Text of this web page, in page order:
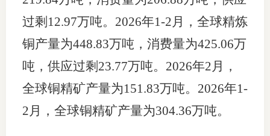
过剩12.97万吨。2026年1-2月，全球精炼
铜产量为448.83万吨，消费量为425.06万
吨，供应过剩23.77万吨。2026年2月，
全球铜精矿产量为151.83万吨。2026年1-
2月，全球铜精矿产量为304.36万吨。